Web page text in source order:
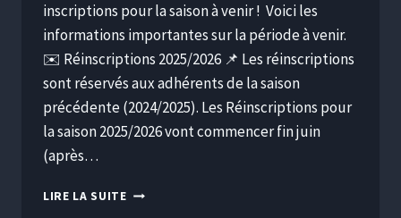
inscriptions pour la saison à venir ! Voici les
informations importantes sur la période à venir.
✉️ Réinscriptions 2025/2026 📌 Les réinscriptions
sont réservés aux adhérents de la saison
précédente (2024/2025). Les Réinscriptions pour
la saison 2025/2026 vont commencer fin juin
(après…
LIRE LA SUITE